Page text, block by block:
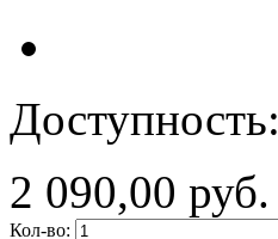
Доступность:
2 090,00 руб.
Кол-во: